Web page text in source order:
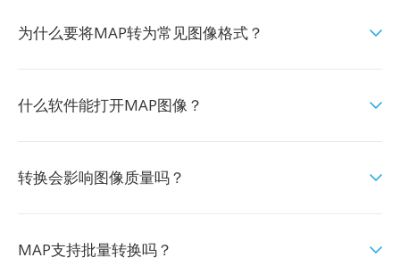
为什么要将MAP转为常见图像格式？
什么软件能打开MAP图像？
转换会影响图像质量吗？
MAP支持批量转换吗？